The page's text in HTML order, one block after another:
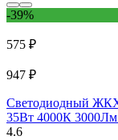
-39%
575 ₽
947 ₽
Светодиодный
35Вт 4000К
4.6